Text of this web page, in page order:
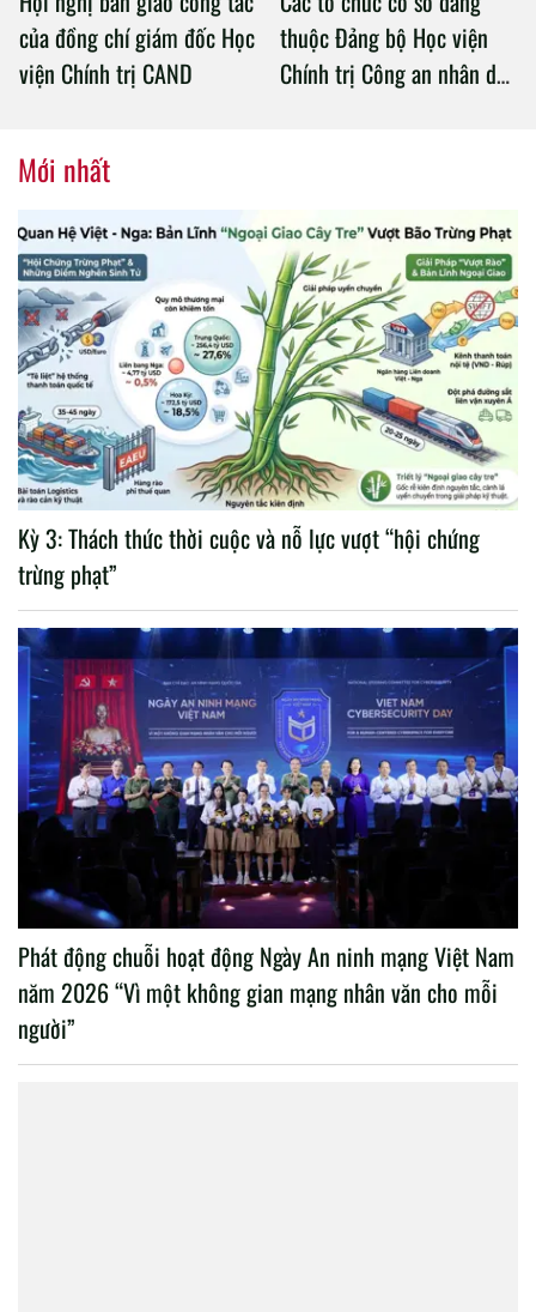
của đồng chí giám đốc Học
viện Chính trị CAND
thuộc Đảng bộ Học viện
Chính trị Công an nhân dân
Mới nhất
Kỳ 3: Thách thức thời cuộc và nỗ lực vượt “hội chứng
trừng phạt”
Phát động chuỗi hoạt động Ngày An ninh mạng Việt Nam
năm 2026 “Vì một không gian mạng nhân văn cho mỗi
người”